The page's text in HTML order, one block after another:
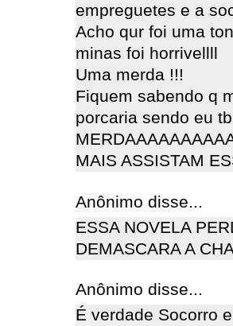
empreguetes e a
Acho qur foi uma
minas foi horrivellll
Uma merda !!!
Fiquem sabendo q
porcaria sendo eu
MAIS ASSISTAM
Anônimo disse...
ESSA NOVELA
DEMASCARA A
Anônimo disse...
É verdade Socorro